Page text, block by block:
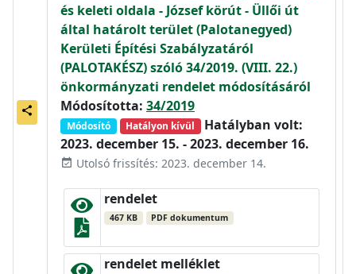
share
és keleti oldala - József körút - Üllői út
által határolt terület (Palotanegyed)
Kerületi Építési Szabályzatáról
(PALOTAKÉSZ) szóló 34/2019. (VIII. 22.)
önkormányzati rendelet módosításáról
Módosította: 34/2019
Módosító Hatályon kívül
Hatályban volt:
2023. december 15. - 2023. december 16.
event_available Utolsó frissítés: 2023. december 14.
rendelet
467 KB PDF dokumentum
rendelet melléklet